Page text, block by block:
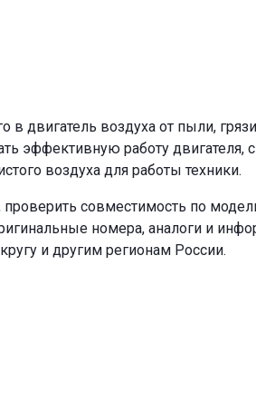
двигатель воздуха от пыли,
эффективную работу двигателя,
воздуха для работы техники.
совместимость по
номера, аналоги и
и другим регионам России.